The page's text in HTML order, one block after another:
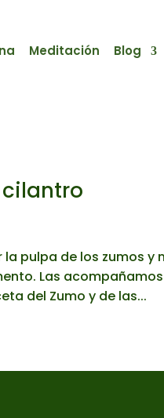
Meditación Blog
cilantro
pulpa de los zumos y
Las
del Zumo y de las...